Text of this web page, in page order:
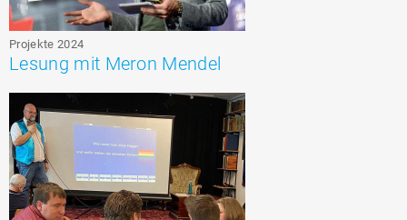
Projekte 2024
Lesung mit Meron Mendel